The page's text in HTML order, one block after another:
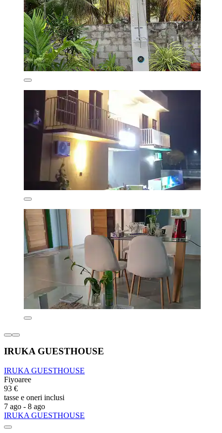
IRUKA GUESTHOUSE
IRUKA GUESTHOUSE
Fiyoaree
93 €
tasse e oneri inclusi
7 ago - 8 ago
IRUKA GUESTHOUSE